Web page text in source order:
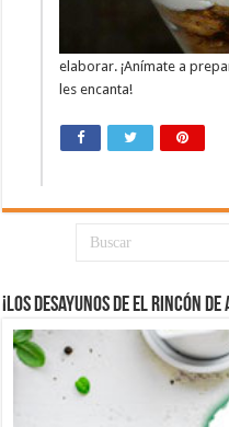
elaborar. ¡Anímate a
les encanta!
¡Los desayunos de El Rincón de